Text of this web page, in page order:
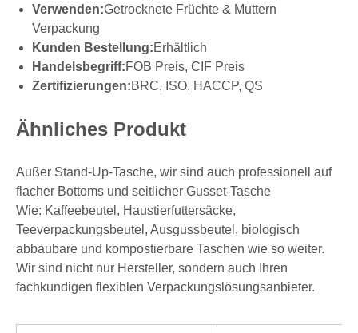
Verwenden:Getrocknete Früchte & Muttern
Verpackung
Kunden Bestellung:Erhältlich
Handelsbegriff:FOB Preis, CIF Preis
Zertifizierungen:BRC, ISO, HACCP, QS
Ähnliches Produkt
Außer Stand-Up-Tasche, wir sind auch professionell auf
flacher Bottoms und seitlicher Gusset-Tasche
Wie: Kaffeebeutel, Haustierfuttersäcke,
Teeverpackungsbeutel, Ausgussbeutel, biologisch
abbaubare und kompostierbare Taschen wie so weiter.
Wir sind nicht nur Hersteller, sondern auch Ihren
fachkundigen flexiblen Verpackungslösungsanbieter.